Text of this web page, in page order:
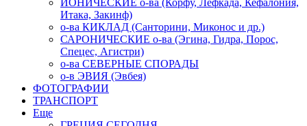
ИОНИЧЕСКИЕ о-ва (Корфу, Лефкада, Кефалония,
Итака, Закинф)
о-ва КИКЛАД (Санторини, Миконос и др.)
САРОНИЧЕСКИЕ о-ва (Эгина, Гидра, Порос,
Спецес, Агистри)
о-ва СЕВЕРНЫЕ СПОРАДЫ
о-в ЭВИЯ (Эвбея)
ФОТОГРАФИИ
ТРАНСПОРТ
Еще